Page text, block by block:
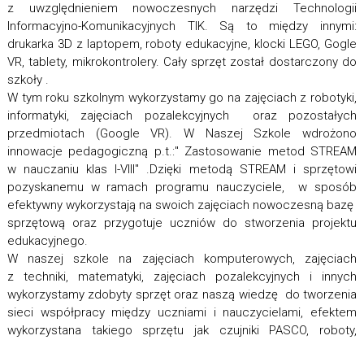
z uwzględnieniem nowoczesnych narzędzi Technologii
Informacyjno-Komunikacyjnych TIK. Są to między innymi:
drukarka 3D z laptopem, roboty edukacyjne, klocki LEGO, Gogle
VR, tablety, mikrokontrolery. Cały sprzęt został dostarczony do
szkoły .
W tym roku szkolnym wykorzystamy go na zajęciach z robotyki,
informatyki, zajęciach pozalekcyjnych oraz pozostałych
przedmiotach (Google VR). W Naszej Szkole wdrożono
innowacje pedagogiczną p.t.:" Zastosowanie metod STREAM
w nauczaniu klas I-VIII" .Dzięki metodą STREAM i sprzętowi
pozyskanemu w ramach programu nauczyciele, w sposób
efektywny wykorzystają na swoich zajęciach nowoczesną bazę
sprzętową oraz przygotuje uczniów do stworzenia projektu
edukacyjnego.
W naszej szkole na zajęciach komputerowych, zajęciach
z techniki, matematyki, zajęciach pozalekcyjnych i innych
wykorzystamy zdobyty sprzęt oraz naszą wiedzę do tworzenia
sieci współpracy między uczniami i nauczycielami, efektem
wykorzystana takiego sprzętu jak czujniki PASCO, roboty,